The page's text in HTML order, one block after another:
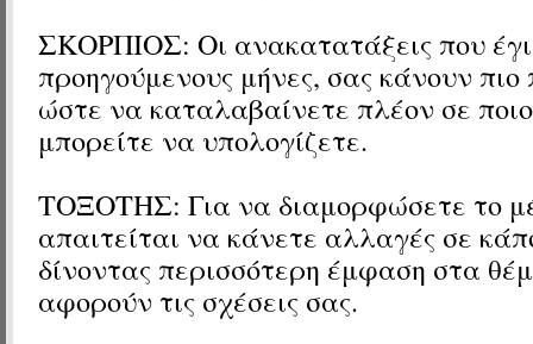
ΣΚΟΡΠΙΟΣ: Οι ανακατατάξεις που
προηγούμενους μήνες, σας κάνουν πιο
ώστε να καταλαβαίνετε πλέον σε
μπορείτε να υπολογίζετε.
ΤΟΞΟΤΗΣ: Για να διαμορφώσετε το
απαιτείται να κάνετε αλλαγές σε
δίνοντας περισσότερη έμφαση στα
αφορούν τις σχέσεις σας.